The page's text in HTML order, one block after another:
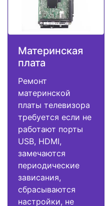
Материнская
плата
Ремонт
материнской
платы телевизора
требуется если не
работают порты
USB, HDMI,
замечаются
периодические
зависания,
сбрасываются
настройки, не